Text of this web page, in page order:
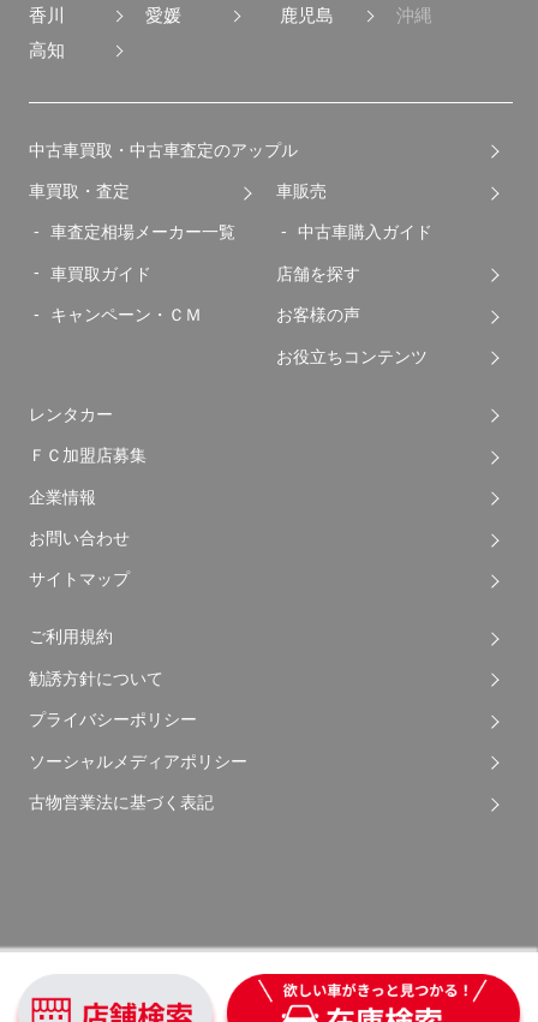
香川
愛媛
高知
鹿児島
沖縄
中古車買取・中古車査定のアップル
車買取・査定
車査定相場メーカー一覧
車買取ガイド
キャンペーン・ＣＭ
車販売
中古車購入ガイド
店舗を探す
お客様の声
お役立ちコンテンツ
レンタカー
ＦＣ加盟店募集
企業情報
お問い合わせ
サイトマップ
ご利用規約
勧誘方針について
プライバシーポリシー
ソーシャルメディアポリシー
古物営業法に基づく表記